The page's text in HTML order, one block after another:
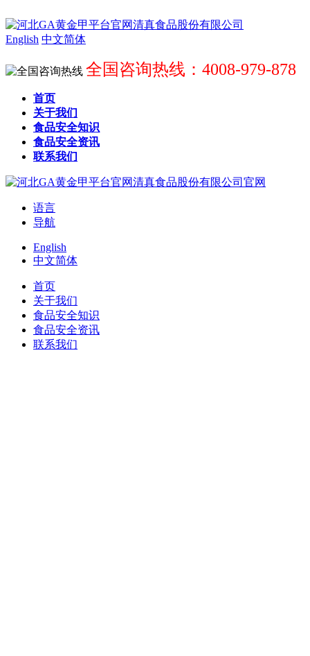
English 中文简体
全国咨询热线：4008-979-878
首页
关于我们
食品安全知识
食品安全资讯
联系我们
语言
导航
English
中文简体
首页
关于我们
食品安全知识
食品安全资讯
联系我们